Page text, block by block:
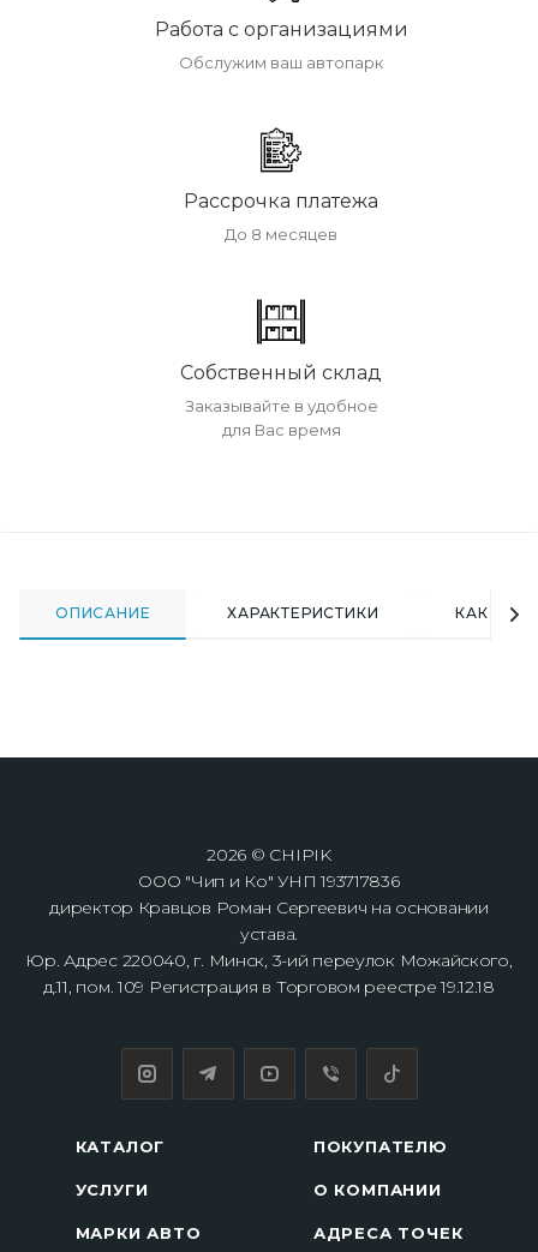
Работа с организациями
Обслужим ваш автопарк
Рассрочка платежа
До 8 месяцев
Собственный склад
Заказывайте в удобное
для Вас время
ОПИСАНИЕ ХАРАКТЕРИСТИКИ КАК
2026 © CHIPIK
ООО "Чип и Ко" УНП 193717836
директор Кравцов Роман Сергеевич на основании
устава.
Юр. Адрес 220040, г. Минск, 3-ий переулок Можайского,
д.11, пом. 109 Регистрация в Торговом реестре 19.12.18
КАТАЛОГ
УСЛУГИ
МАРКИ АВТО
ПОКУПАТЕЛЮ
О КОМПАНИИ
АДРЕСА ТОЧЕК